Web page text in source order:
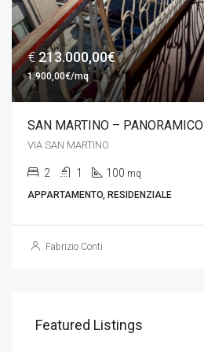
€213.000,00€
1.900,00€/mq
SAN MARTINO – PANORAMICO
VIA SAN MARTINO
2 1 100 mq
APPARTAMENTO, RESIDENZIALE
Fabrizio Conti
Featured Listings